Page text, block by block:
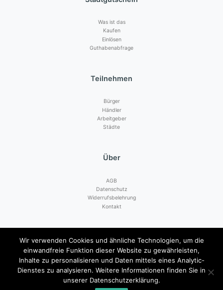
Was ist das
Kaufen
Einlösen
Guthabenabfrage
Teilnehmen
Bürger
Händler
Arbeitgeber
Städte
Über
AGB
Datenschutz
Widerrufsbelehrung
Kontakt
Zahlen mit
Wir verwenden Cookies und ähnliche Technologien, um die
einwandfreie Funktion dieser Website zu gewährleisten,
Inhalte zu personalisieren und Daten mittels eines Analytic-
Dienstes zu analysieren. Weitere Informationen finden Sie in
unserer Datenschutzerklärung.